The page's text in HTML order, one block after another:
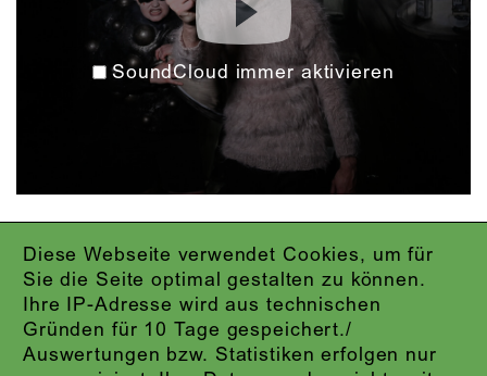
Diese Webseite verwendet Cookies, um für
Sie die Seite optimal gestalten zu können.
Ihre IP-Adresse wird aus technischen
Gründen für 10 Tage gespeichert./
Auswertungen bzw. Statistiken erfolgen nur
SoundCloud immer aktivieren
IMPRESSUM
DATENSCHUTZ
AGB
KONTAKT
ABO-LOGIN